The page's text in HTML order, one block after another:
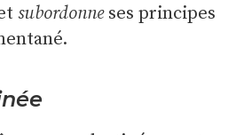
subordonneses principes